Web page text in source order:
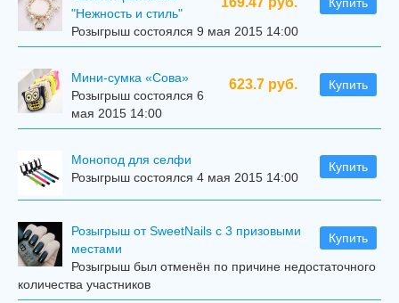
"Нежность и стиль"
Розыгрыш состоялся 9 мая 2015 14:00
623.7 руб. Купить
Мини-сумка «Сова»
Розыгрыш состоялся 6
мая 2015 14:00
Купить
Mонопод для селфи
Розыгрыш состоялся 4 мая 2015 14:00
Купить
Розыгрыш от SweetNails с 3 призовыми
местами
Розыгрыш был отменён по причине недостаточного
количества участников